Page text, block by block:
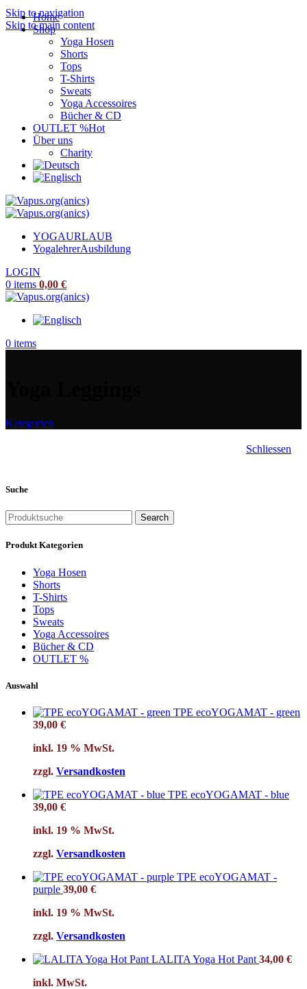
Skip to navigation
Skip to main content
Home
Shop
Yoga Hosen
Shorts
Tops
T-Shirts
Sweats
Yoga Accessoires
Bücher & CD
OUTLET %Hot
Über uns
Charity
YOGAURLAUB
YogalehrerAusbildung
LOGIN
0 items 0,00 €
0 items
Kategorien
Schliessen
Suche
Search
Produkt Kategorien
Yoga Hosen
Shorts
T-Shirts
Tops
Sweats
Yoga Accessoires
Bücher & CD
OUTLET %
Auswahl
TPE ecoYOGAMAT - green
39,00 €
inkl. 19 % MwSt.
zzgl. Versandkosten
TPE ecoYOGAMAT - blue
39,00 €
inkl. 19 % MwSt.
zzgl. Versandkosten
TPE ecoYOGAMAT -
purple 39,00 €
inkl. 19 % MwSt.
zzgl. Versandkosten
LALITA Yoga Hot Pant 34,00 €
inkl. MwSt.